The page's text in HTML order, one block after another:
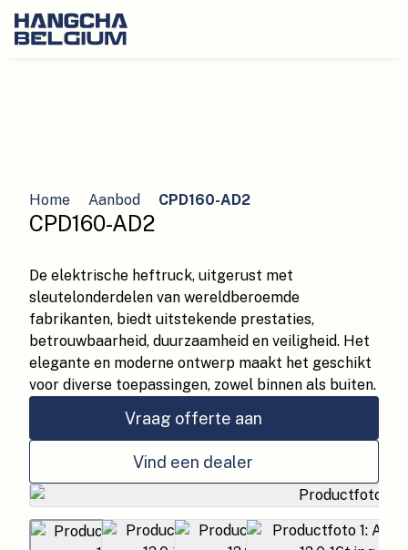
Home Aanbod CPD160-AD2
CPD160-AD2
De elektrische heftruck, uitgerust met
sleutelonderdelen van wereldberoemde
fabrikanten, biedt uitstekende prestaties,
betrouwbaarheid, duurzaamheid en veiligheid. Het
elegante en moderne ontwerp maakt het geschikt
voor diverse toepassingen, zowel binnen als buiten.
Vraag offerte aan
Vind een dealer